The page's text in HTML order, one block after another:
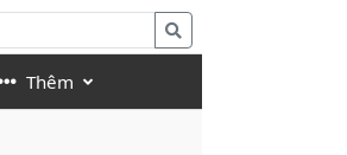
Thêm